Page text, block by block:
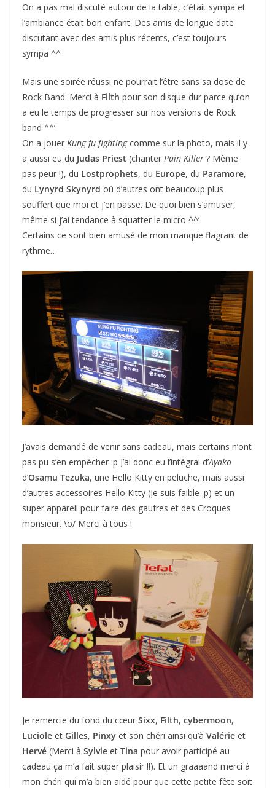
On a pas mal discuté autour de la table, c’était sympa et
l’ambiance était bon enfant. Des amis de longue date
discutant avec des amis plus récents, c’est toujours
sympa ^^
Mais une soirée réussi ne pourrait l’être sans sa dose de
Rock Band. Merci à Filth pour son disque dur parce qu’on
a eu le temps de progresser sur nos versions de Rock
band ^^’
On a jouer Kung fu fightingcomme sur la photo, mais il y
a aussi eu du Judas Priest (chanter Pain Killer ? Même
pas peur !), du Lostprophets, du Europe, du Paramore,
du Lynyrd Skynyrd où d’autres ont beaucoup plus
souffert que moi et j’en passe. De quoi bien s’amuser,
même si j’ai tendance à squatter le micro ^^’
Certains ce sont bien amusé de mon manque flagrant de
rythme…
J’avais demandé de venir sans cadeau, mais certains n’ont
pas pu s’en empêcher :p J’ai donc eu l’intégral d’Ayako
d’Osamu Tezuka, une Hello Kitty en peluche, mais aussi
d’autres accessoires Hello Kitty (je suis faible :p) et un
super appareil pour faire des gaufres et des Croques
monsieur. \o/ Merci à tous !
Je remercie du fond du cœur Sixx, Filth, cybermoon,
Luciole et Gilles, Pinxy et son chéri ainsi qu’à Valérie et
Hervé (Merci à Sylvie et Tina pour avoir participé au
cadeau ça m’a fait super plaisir !!). Et un graaaand merci à
mon chéri qui m’a bien aidé pour que cette petite fête soit